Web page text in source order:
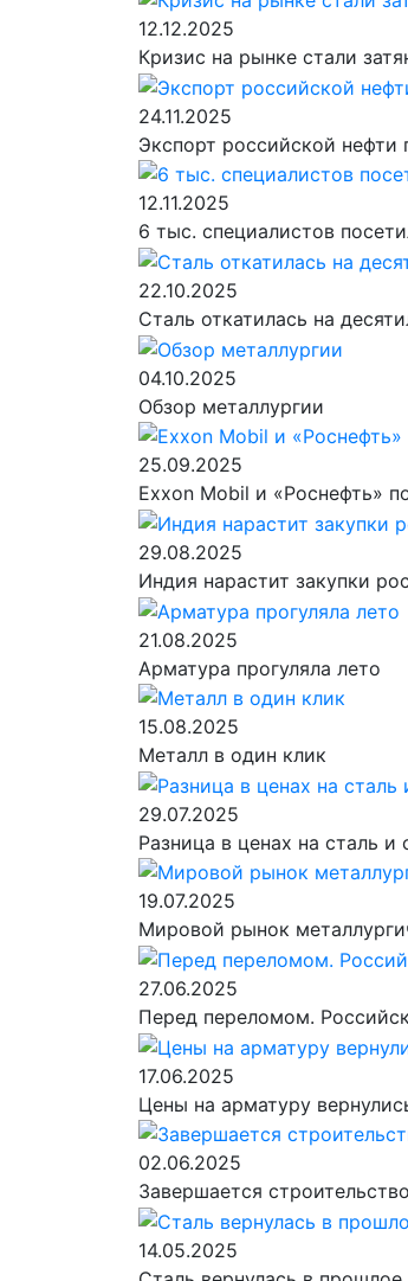
12.12.2025
Кризис на рынке стали
24.11.2025
Экспорт российской
12.11.2025
6 тыс. специалистов
22.10.2025
Сталь откатилась на
04.10.2025
Обзор металлургии
25.09.2025
Exxon Mobil и «Роснефть»
29.08.2025
Индия нарастит закупки
21.08.2025
Арматура прогуляла лето
15.08.2025
Металл в один клик
29.07.2025
Разница в ценах на сталь
19.07.2025
Мировой рынок
27.06.2025
Перед переломом.
17.06.2025
Цены на арматуру
02.06.2025
Завершается
14.05.2025